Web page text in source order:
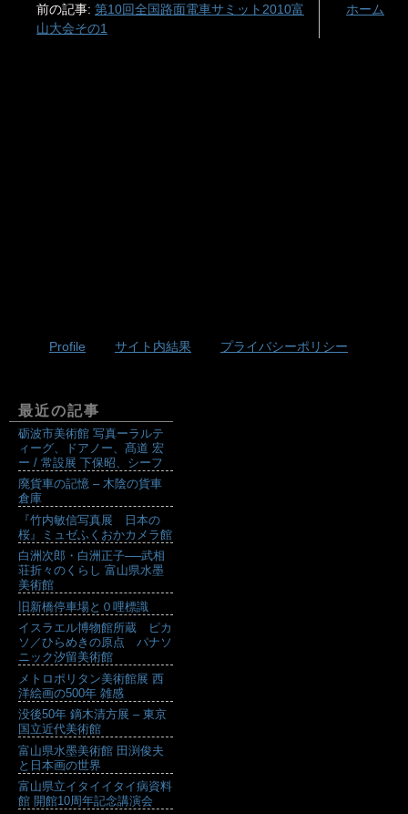
前の記事: 第10回全国路面電車サミット2010富
山大会その1
ホーム
Profile サイト内結果 プライバシーポリシー
最近の記事
砺波市美術館 写真ーラルテ
ィーグ、ドアノー、髙道 宏
ー / 常設展 下保昭、シーフ
廃貨車の記憶 – 木陰の貨車
倉庫
『竹内敏信写真展 日本の
桜』ミュゼふくおかカメラ館
白洲次郎・白洲正子──武相
荘折々のくらし 富山県水墨
美術館
旧新橋停車場と０哩標識
イスラエル博物館所蔵 ピカ
ソ／ひらめきの原点 パナソ
ニック汐留美術館
メトロポリタン美術館展 西
洋絵画の500年 雑感
没後50年 鏑木清方展 – 東京
国立近代美術館
富山県水墨美術館 田渕俊夫
と日本画の世界
富山県立イタイイタイ病資料
館 開館10周年記念講演会